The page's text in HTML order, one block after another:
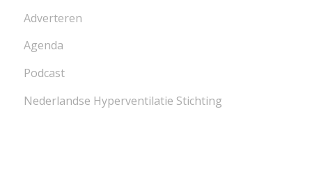
Adverteren
Agenda
Podcast
Nederlandse Hyperventilatie Stichting